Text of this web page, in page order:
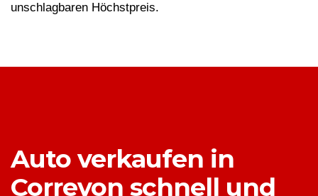
unschlagbaren Höchstpreis.
Auto verkaufen in
Correvon schnell und